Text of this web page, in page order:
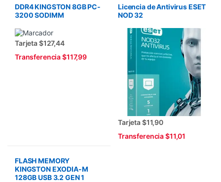
DDR4 KINGSTON 8GB PC-
3200 SODIMM
Tarjeta $127,44
Transferencia $117,99
Licencia de Antivirus ESET
NOD 32
Tarjeta $11,90
Transferencia $11,01
FLASH MEMORY
KINGSTON EXODIA-M
128GB USB 3.2 GEN 1